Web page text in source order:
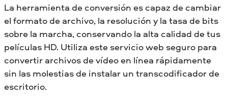
La herramienta de conversión es capaz de cambiar
el formato de archivo, la resolución y la tasa de bits
sobre la marcha, conservando la alta calidad de tus
películas HD. Utiliza este servicio web seguro para
convertir archivos de vídeo en línea rápidamente
sin las molestias de instalar un transcodificador de
escritorio.